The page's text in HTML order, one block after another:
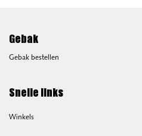
Gebak
Gebak bestellen
Snelle links
Winkels